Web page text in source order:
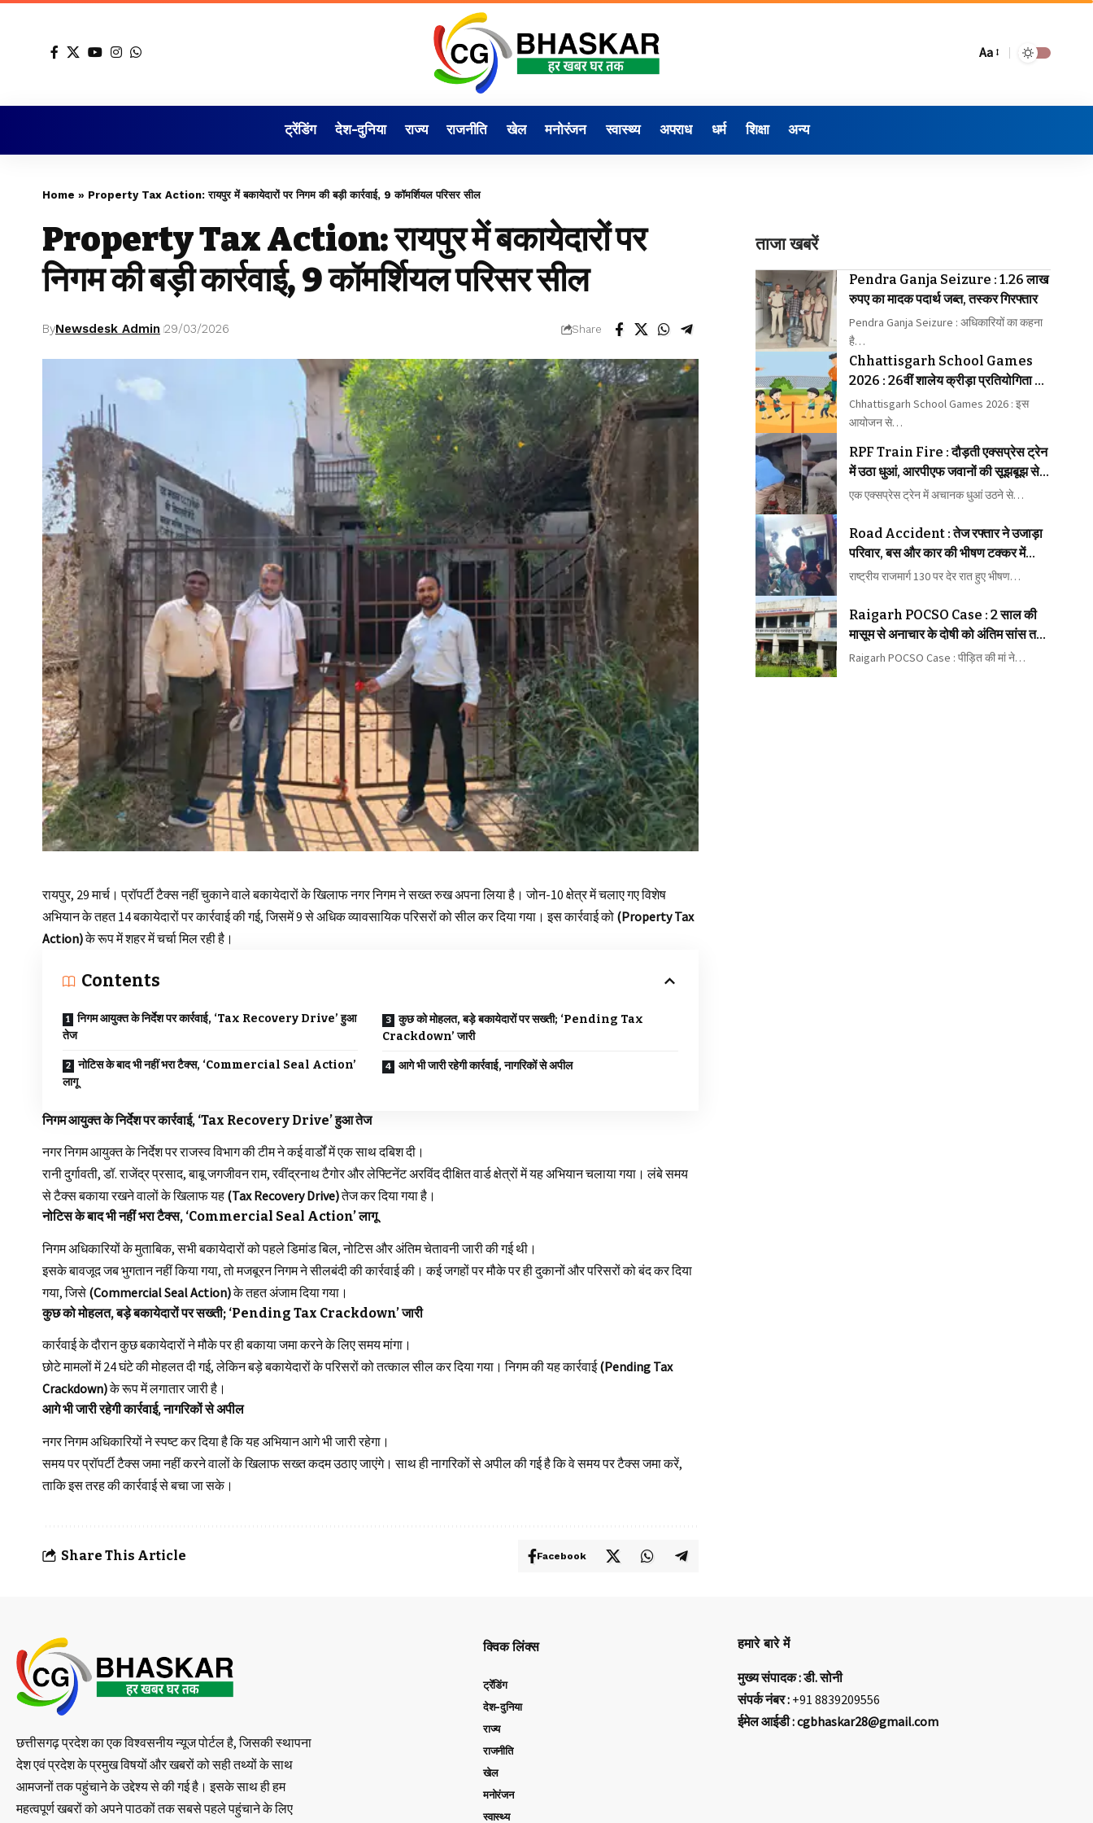
Aa
ट्रेंडिंग देश-दुनिया राज्य राजनीति खेल मनोरंजन स्वास्थ्य अपराध धर्म शिक्षा अन्य
Home » Property Tax Action: रायपुर में बकायेदारों पर निगम की बड़ी कार्रवाई, 9 कॉमर्शियल परिसर सील
Property Tax Action: रायपुर में बकायेदारों पर
निगम की बड़ी कार्रवाई, 9 कॉमर्शियल परिसर सील
ByNewsdesk Admin 29/03/2026 Share
रायपुर, 29 मार्च। प्रॉपर्टी टैक्स नहीं चुकाने वाले बकायेदारों के खिलाफ नगर निगम ने सख्त रुख अपना लिया है। जोन-10 क्षेत्र में चलाए गए विशेष
अभियान के तहत 14 बकायेदारों पर कार्रवाई की गई, जिसमें 9 से अधिक व्यावसायिक परिसरों को सील कर दिया गया। इस कार्रवाई को (Property Tax
Action)के रूप में शहर में चर्चा मिल रही है।
Contents
निगम आयुक्त के निर्देश पर कार्रवाई, ‘Tax Recovery Drive’ हुआ
तेज
नोटिस के बाद भी नहीं भरा टैक्स, ‘Commercial Seal Action’
लागू
कुछ को मोहलत, बड़े बकायेदारों पर सख्ती; ‘Pending Tax
Crackdown’ जारी
आगे भी जारी रहेगी कार्रवाई, नागरिकों से अपील
निगम आयुक्त के निर्देश पर कार्रवाई, ‘Tax Recovery Drive’ हुआ तेज
नगर निगम आयुक्त के निर्देश पर राजस्व विभाग की टीम ने कई वार्डों में एक साथ दबिश दी।
रानी दुर्गावती, डॉ. राजेंद्र प्रसाद, बाबू जगजीवन राम, रवींद्रनाथ टैगोर और लेफ्टिनेंट अरविंद दीक्षित वार्ड क्षेत्रों में यह अभियान चलाया गया। लंबे समय
से टैक्स बकाया रखने वालों के खिलाफ यह (Tax Recovery Drive)तेज कर दिया गया है।
नोटिस के बाद भी नहीं भरा टैक्स, ‘Commercial Seal Action’ लागू
निगम अधिकारियों के मुताबिक, सभी बकायेदारों को पहले डिमांड बिल, नोटिस और अंतिम चेतावनी जारी की गई थी।
इसके बावजूद जब भुगतान नहीं किया गया, तो मजबूरन निगम ने सीलबंदी की कार्रवाई की। कई जगहों पर मौके पर ही दुकानों और परिसरों को बंद कर दिया
गया, जिसे (Commercial Seal Action)के तहत अंजाम दिया गया।
कुछ को मोहलत, बड़े बकायेदारों पर सख्ती; ‘Pending Tax Crackdown’ जारी
कार्रवाई के दौरान कुछ बकायेदारों ने मौके पर ही बकाया जमा करने के लिए समय मांगा।
छोटे मामलों में 24 घंटे की मोहलत दी गई, लेकिन बड़े बकायेदारों के परिसरों को तत्काल सील कर दिया गया। निगम की यह कार्रवाई(Pending Tax
Crackdown)के रूप में लगातार जारी है।
आगे भी जारी रहेगी कार्रवाई, नागरिकों से अपील
नगर निगम अधिकारियों ने स्पष्ट कर दिया है कि यह अभियान आगे भी जारी रहेगा।
समय पर प्रॉपर्टी टैक्स जमा नहीं करने वालों के खिलाफ सख्त कदम उठाए जाएंगे। साथ ही नागरिकों से अपील की गई है कि वे समय पर टैक्स जमा करें,
ताकि इस तरह की कार्रवाई से बचा जा सके।
Share This Article Facebook
ताजा खबरें
Pendra Ganja Seizure : 1.26 लाख
रुपए का मादक पदार्थ जब्त, तस्कर गिरफ्तार
Pendra Ganja Seizure : अधिकारियों का कहना
है…
Chhattisgarh School Games
2026 : 26वीं शालेय क्रीड़ा प्रतियोगिता की
मेजबानी करेगा जीपीएम
Chhattisgarh School Games 2026 : इस
आयोजन से…
RPF Train Fire : दौड़ती एक्सप्रेस ट्रेन
में उठा धुआं, आरपीएफ जवानों की सूझबूझ से
टला बड़ा रेल हादसा
एक एक्सप्रेस ट्रेन में अचानक धुआं उठने से…
Road Accident : तेज रफ्तार ने उजाड़ा
परिवार, बस और कार की भीषण टक्कर में
महिला की मौत, कई घायल
राष्ट्रीय राजमार्ग 130 पर देर रात हुए भीषण…
Raigarh POCSO Case : 2 साल की
मासूम से अनाचार के दोषी को अंतिम सांस तक
कारावास
Raigarh POCSO Case : पीड़ित की मां ने…
छत्तीसगढ़ प्रदेश का एक विश्वसनीय न्यूज पोर्टल है, जिसकी स्थापना
देश एवं प्रदेश के प्रमुख विषयों और खबरों को सही तथ्यों के साथ
आमजनों तक पहुंचाने के उद्देश्य से की गई है। इसके साथ ही हम
महत्वपूर्ण खबरों को अपने पाठकों तक सबसे पहले पहुंचाने के लिए
क्विक लिंक्स
ट्रेंडिंग
देश-दुनिया
राज्य
राजनीति
खेल
मनोरंजन
स्वास्थ्य
हमारे बारे में
मुख्य संपादक : डी. सोनी
संपर्क नंबर : +91 8839209556
ईमेल आईडी : cgbhaskar28@gmail.com